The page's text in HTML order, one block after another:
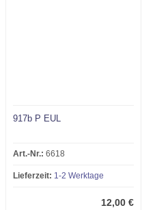
917b P EUL
Art.-Nr.: 6618
Lieferzeit: 1-2 Werktage
12,00 €